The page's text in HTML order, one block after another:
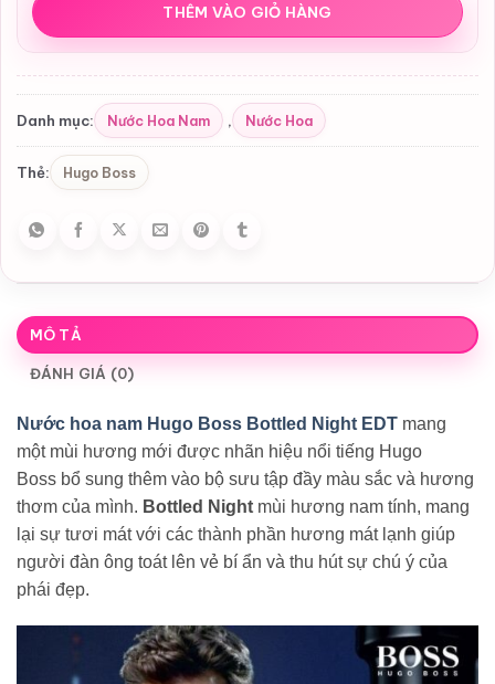
THÊM VÀO GIỎ HÀNG
Danh mục: Nước Hoa Nam , Nước Hoa
Thẻ: Hugo Boss
MÔ TẢ
ĐÁNH GIÁ (0)
Nước hoa nam Hugo Boss Bottled Night EDT mang
một mùi hương mới được nhãn hiệu nổi tiếng Hugo
Boss bổ sung thêm vào bộ sưu tập đầy màu sắc và hương
thơm của mình. Bottled Night mùi hương nam tính, mang
lại sự tươi mát với các thành phần hương mát lạnh giúp
người đàn ông toát lên vẻ bí ẩn và thu hút sự chú ý của
phái đẹp.